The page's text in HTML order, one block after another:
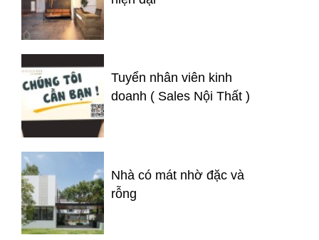
Tuyển nhân viên kinh
doanh ( Sales Nội Thất )
Nhà có mát nhờ đặc và
rỗng